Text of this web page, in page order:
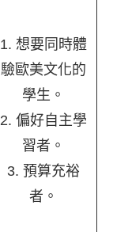
1. 想要同時體
驗歐美文化的
學生。
2. 偏好自主學
習者。
3. 預算充裕
者。